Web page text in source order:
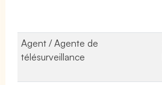
Agent / Agente de
télésurveillance